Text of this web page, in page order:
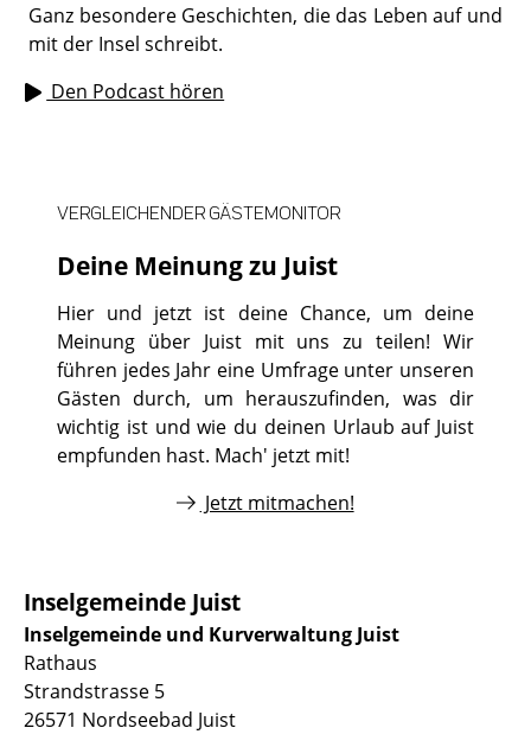
Ganz besondere Geschichten, die das Leben auf und
mit der Insel schreibt.
Den Podcast hören
Deine Meinung zu Juist
VERGLEICHENDER GÄSTEMONITOR
Hier und jetzt ist deine Chance, um deine
Meinung über Juist mit uns zu teilen! Wir
führen jedes Jahr eine Umfrage unter unseren
Gästen durch, um herauszufinden, was dir
wichtig ist und wie du deinen Urlaub auf Juist
empfunden hast. Mach' jetzt mit!
Jetzt mitmachen!
Inselgemeinde Juist
Inselgemeinde und Kurverwaltung Juist
Rathaus
Strandstrasse 5
26571 Nordseebad Juist